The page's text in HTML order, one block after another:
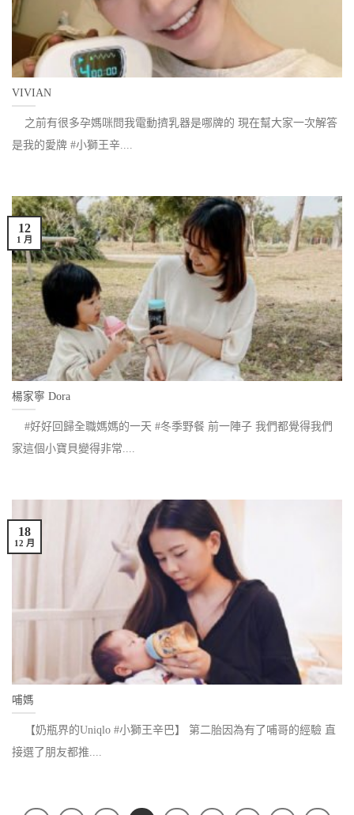
VIVIAN
之前有很多孕媽咪問我電動擠乳器是哪牌的 現在幫大家一次解答
是我的愛牌 #小獅王辛....
楊家寧 Dora
#好好回歸全職媽媽的一天 #冬季野餐 前一陣子 我們都覺得我們
家這個小寶貝變得非常....
12
1 月
哺媽
【奶瓶界的Uniqlo #小獅王辛巴】 第二胎因為有了哺哥的經驗 直
接選了朋友都推....
18
12 月